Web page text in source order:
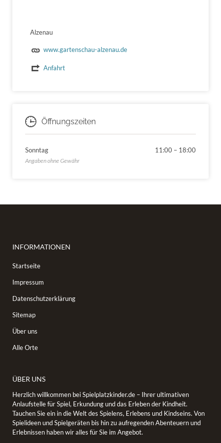
Alzenau
www.gartenschau-alzenau.de
Anfahrt
Öffnungszeiten
Sonntag 11:00 – 18:00
INFORMATIONEN
Startseite
Impressum
Datenschutzerklärung
Sitemap
Über uns
Alle Orte
ÜBER UNS
Herzlich willkommen bei Spielplatzkinder.de – Ihrer ultimativen
Anlaufstelle für Spiel, Erkundung und das Erleben der Kindheit.
Tauchen Sie ein in die Welt des Spielens, Erlebens und Kindseins. Von
Spielideen und Spielgeräten bis hin zu aufregenden Abenteuern und
Erlebnissen haben wir alles für Sie im Angebot.